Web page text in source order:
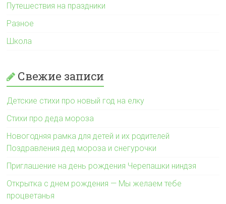
Путешествия на праздники
Разное
Школа
Свежие записи
Детские стихи про новый год на елку
Стихи про деда мороза
Новогодняя рамка для детей и их родителей
Поздравления дед мороза и снегурочки
Приглашение на день рождения Черепашки ниндзя
Открытка с днем рождения — Мы желаем тебе
процветанья